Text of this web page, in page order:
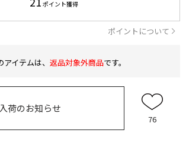
ポイント獲得
ポイントについて
イテムは、 返品対象外商品です。
荷のお知らせ
76